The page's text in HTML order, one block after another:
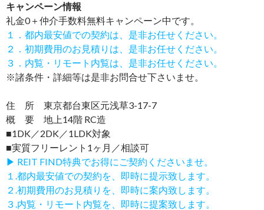
キャンペーン情報
礼金0＋仲介手数料無料キャンペーン中です。
１．都内最安値での契約は、是非お任せください。
２．初期費用のお見積りは、是非お任せください。
３．内覧・リモート内覧は、是非お任せください。
※諸条件・詳細等は是非お問合せ下さいませ。
住 所 東京都台東区元浅草3-17-7
概 要 地上14階 RC造
■1DK／2DK／1LDK対象
■実質フリーレント1ヶ月／相談可
▶ REIT FIND特典でお得にご契約くださいませ。
１.都内最安値での契約を、即時に提示致します。
２.初期費用のお見積りを、即時に案内致します。
３.内覧・リモート内覧を、即時に提案致します。